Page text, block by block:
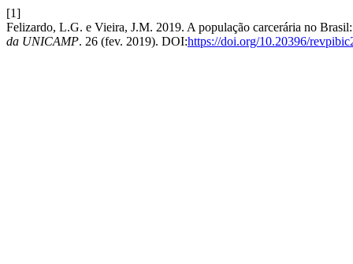
[1]
Felizardo, L.G. e Vieira, J.M. 2019. A população carcerária no
da UNICAMP. 26 (fev. 2019). DOI:https://doi.org/10.20396/